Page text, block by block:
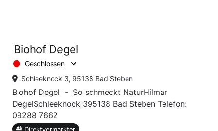
Biohof Degel
Geschlossen
Schleeknock 3, 95138 Bad Steben
Biohof Degel - So schmeckt NaturHilmar
DegelSchleeknock 395138 Bad Steben Telefon:
09288 7662
Direktvermarkter